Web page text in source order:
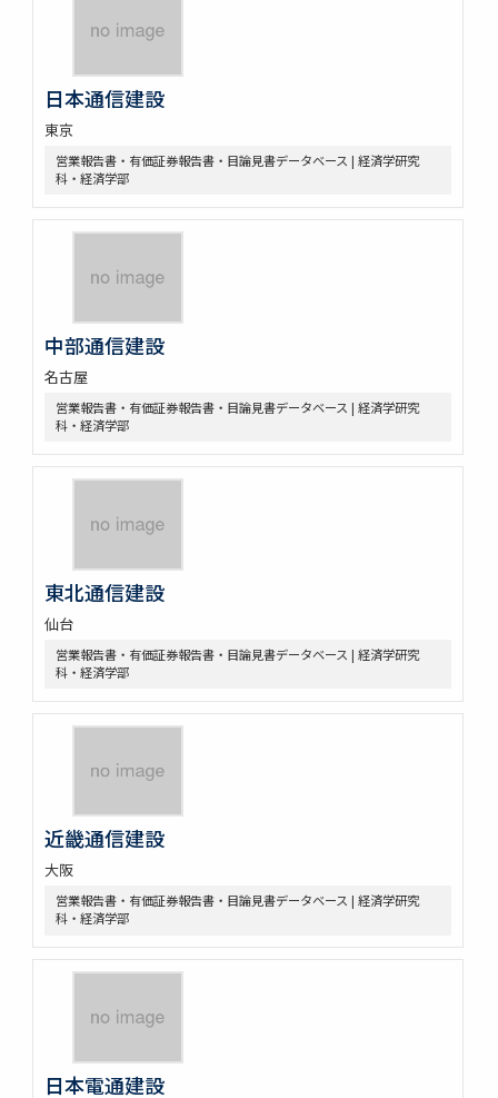
日本通信建設
東京
営業報告書・有価証券報告書・目論見書データベース | 経済学研究
科・経済学部
中部通信建設
名古屋
営業報告書・有価証券報告書・目論見書データベース | 経済学研究
科・経済学部
東北通信建設
仙台
営業報告書・有価証券報告書・目論見書データベース | 経済学研究
科・経済学部
近畿通信建設
大阪
営業報告書・有価証券報告書・目論見書データベース | 経済学研究
科・経済学部
日本電通建設